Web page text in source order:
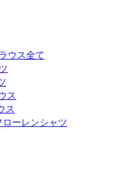
ウス全て
ス
ス
ローレンシャツ